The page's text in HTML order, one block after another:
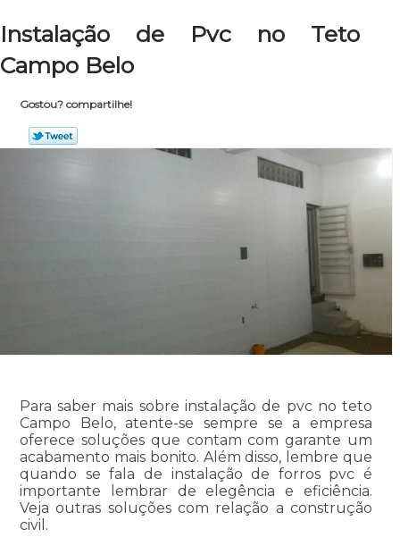
Instalação de Pvc no Teto
Campo Belo
Gostou? compartilhe!
Para saber mais sobre instalação de pvc no teto
Campo Belo, atente-se sempre se a empresa
oferece soluções que contam com garante um
acabamento mais bonito. Além disso, lembre que
quando se fala de instalação de forros pvc é
importante lembrar de elegência e eficiência.
Veja outras soluções com relação a construção
civil.